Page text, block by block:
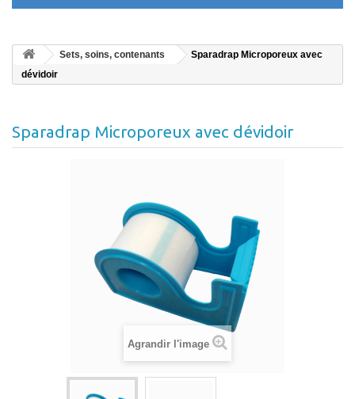
Sets, soins, contenants
Sparadrap Microporeux avec
dévidoir
Sparadrap Microporeux avec dévidoir
Agrandir l'image